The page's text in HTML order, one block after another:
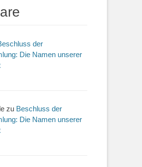
der
Die Namen unserer
zu Beschluss der
Die Namen unserer